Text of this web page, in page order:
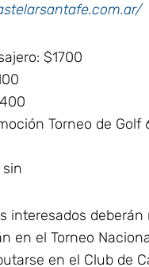
$1700
Torneo de Golf
sin
interesados
en el Torneo
en el Club de